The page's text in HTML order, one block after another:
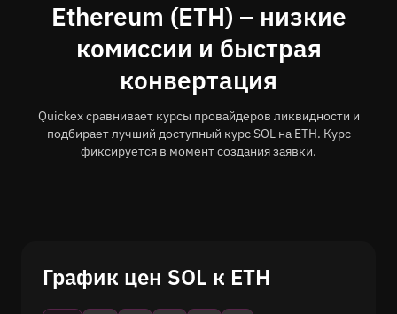
Ethereum (ETH) – низкие
комиссии и быстрая
конвертация
Quickex сравнивает курсы провайдеров ликвидности и
подбирает лучший доступный курс SOL на ETH. Курс
фиксируется в момент создания заявки.
График цен SOL к ETH